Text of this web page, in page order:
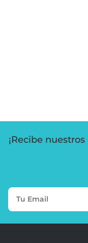
¡Recibe